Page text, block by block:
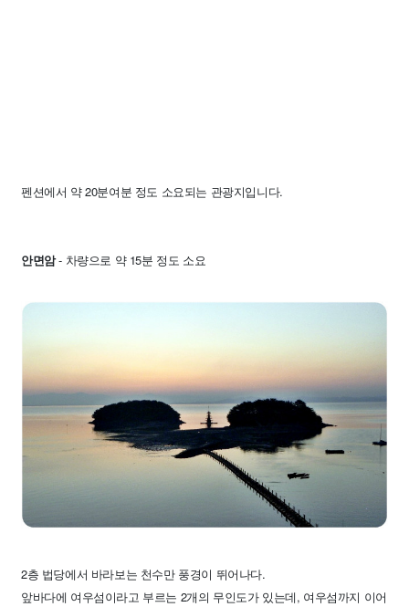
펜션에서 약 20분여분 정도 소요되는 관광지입니다.
안면암- 차량으로 약 15분 정도 소요
2층 법당에서 바라보는 천수만 풍경이 뛰어나다.
앞바다에 여우섬이라고 부르는 2개의 무인도가 있는데, 여우섬까지 이어